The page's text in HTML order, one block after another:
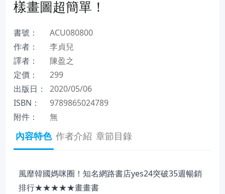
樣畫圖超簡單！
書號：
ACU080800
作者：
李貞兒
譯者：
陳盈之
定價：
299
出版日：
2020/05/06
ISBN：
9789865024789
附件：
無
內容特色 作者介紹 章節目錄
風靡韓國媽咪圈！知名網路書店yes24突破35週暢銷
排行★★★★★畫畫書